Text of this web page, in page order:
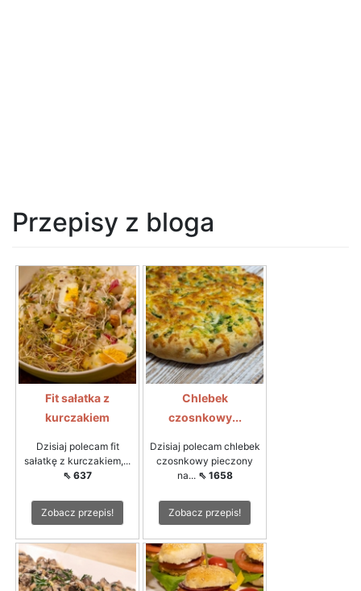
Przepisy z bloga
Fit sałatka z
kurczakiem
Dzisiaj polecam fit
sałatkę z kurczakiem,...
⇖ 637
Zobacz przepis!
Chlebek
czosnkowy...
Dzisiaj polecam chlebek
czosnkowy pieczony
na... ⇖ 1658
Zobacz przepis!